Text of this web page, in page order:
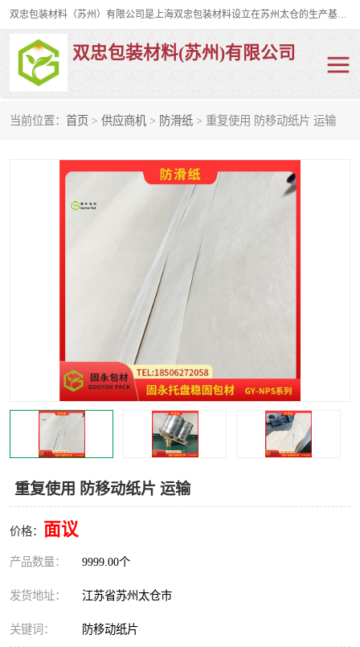
双忠包装材料（苏州）有限公司是上海双忠包装材料设立在苏州太仓的生产基地，占地约2万平米，产品主要有打孔缠绕膜，拉伸蜂窝纸，集装箱充气袋，滑托板，打包带，裹包网兜，防滑纸等箱体和托盘的运输和保护性包材。固永包材®，GooYon Pack®，是我们保护性包装材料的专属品牌。
双忠包装材料(苏州)有限公司
当前位置： 首页 > 供应商机 > 防滑纸 > 重复使用 防移动纸片 运输
重复使用 防移动纸片 运输
价格： 面议
产品数量： 9999.00个
发货地址： 江苏省苏州太仓市
关键词： 防移动纸片
裹包网兜 纤维打包带
缠绕膜